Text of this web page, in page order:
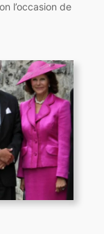
l’occasion de